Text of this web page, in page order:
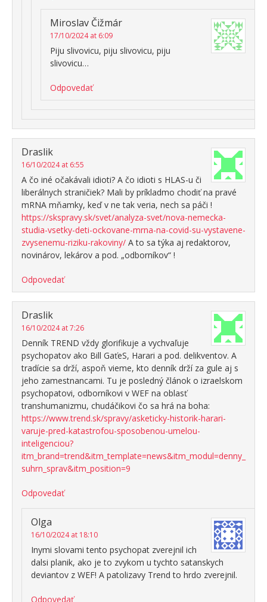
Miroslav Čižmár
17/10/2024 at 6:09
Piju slivovicu, piju slivovicu, piju
slivovicu…
Odpovedať
Draslik
16/10/2024 at 6:55
A čo iné očakávali idioti? A čo idioti s HLAS-u či
liberálnych straničiek? Mali by príkladmo chodiť na pravé
mRNA mňamky, keď v ne tak veria, nech sa páči !
https://skspravy.sk/svet/analyza-svet/nova-nemecka-
studia-vsetky-deti-ockovane-mrna-na-covid-su-vystavene-
zvysenemu-riziku-rakoviny/ A to sa týka aj redaktorov,
novinárov, lekárov a pod. „odborníkov“ !
Odpovedať
Draslik
16/10/2024 at 7:26
Denník TREND vždy glorifikuje a vychvaľuje
psychopatov ako Bill GaťeS, Harari a pod. delikventov. A
tradície sa drží, aspoň vieme, kto denník drží za gule aj s
jeho zamestnancami. Tu je posledný článok o izraelskom
psychopatovi, odborníkovi v WEF na oblasť
transhumanizmu, chudáčikovi čo sa hrá na boha:
https://www.trend.sk/spravy/asketicky-historik-harari-
varuje-pred-katastrofou-sposobenou-umelou-
inteligenciou?
itm_brand=trend&itm_template=news&itm_modul=denny_
suhrn_sprav&itm_position=9
Odpovedať
Olga
16/10/2024 at 18:10
Inymi slovami tento psychopat zverejnil ich
dalsi planik, ako je to zvykom u tychto satanskych
deviantov z WEF! A patolizavy Trend to hrdo zverejnil.
Odpovedať